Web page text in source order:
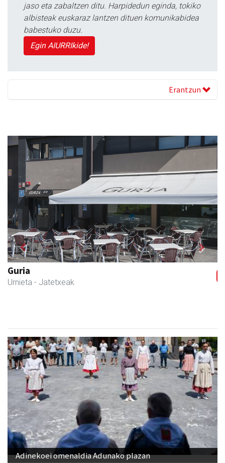
jaso eta zabaltzen ditu. Harpidedun eginda, tokiko
albisteak euskaraz lantzen dituen komunikabidea
babestuko duzu.
Egin AIURRIkide!
Erantzun
Guria
Urnieta - Jatetxeak
Previous Next
Adinekoei omenaldia Adunako plazan